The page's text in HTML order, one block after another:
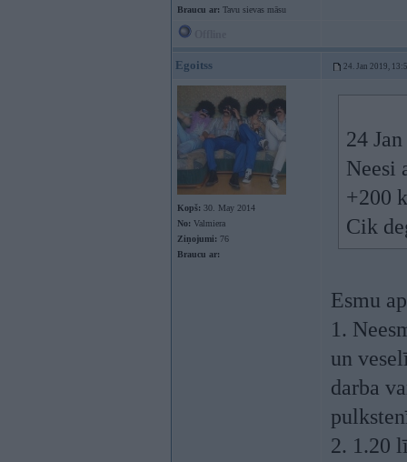
Braucu ar: Tavu sievas māsu
Egoitss 24. Jan 2019,
Kopš: 30. May 2014
No: Valmiera
Ziņojumi: 76
Braucu ar:
24
Neesi
+200
Cik
Esmu
1.
un
darba
2. 1.20